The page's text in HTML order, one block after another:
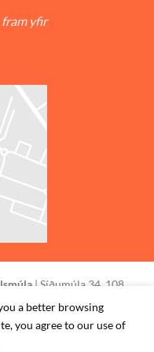
fram yfir
| Síðumúla 34, 108
2888 |
SKILMÁLAR
a better browsing
you agree to our use of